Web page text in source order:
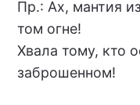
Пр.: Ах, мантия
том огне!
Хвала тому, кто
заброшенном!